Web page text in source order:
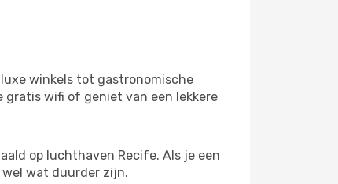
winkels tot gastronomische
gratis wifi of geniet van een lekkere
op luchthaven Recife. Als je een
wel wat duurder zijn.